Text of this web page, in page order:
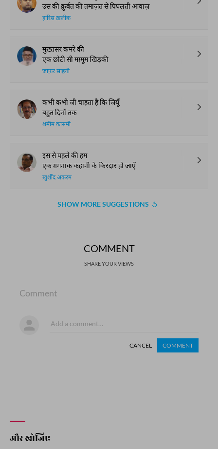
उस की क़ुर्बत की तमाज़त से पिघलती आवाज़
हारिस ख़लीक़
मुख़्तसर कमरे की
एक छोटी सी मग़्मूम खिड़की
जाफ़र साहनी
कभी कभी जी चाहता है कि जियूँ
बहुत दिनों तक
शमीम क़ासमी
इस से पहले की हम
एक ग़मनाक कहानी के किरदार हो जाएँ
ख़ुर्शीद अकरम
SHOW MORE SUGGESTIONS
COMMENT
SHARE YOUR VIEWS
Comment
CANCEL COMMENT
और खोजिए